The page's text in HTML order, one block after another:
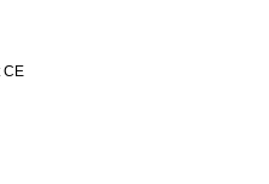
CE